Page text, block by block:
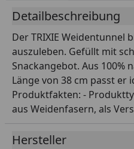
Detailbeschreibung
Der TRIXIE
auszuleben. Gefüllt mit
Snackangebot. Aus
Länge von 38 cm passt er
Produktfakten: -
aus Weidenfasern, als
Hersteller